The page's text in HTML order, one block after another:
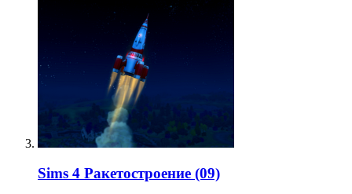
Sims 4 Ракетостроение (09)